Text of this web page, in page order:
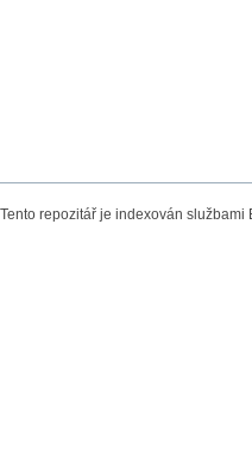
Tento repozitář je indexován službami